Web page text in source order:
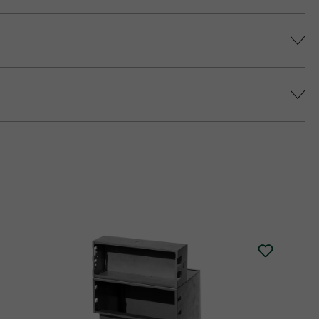
platina fedlap áll rendelkezésre (fedlap
impregnálását javasolja (ez felár
érjünk el, és elkerüljük a